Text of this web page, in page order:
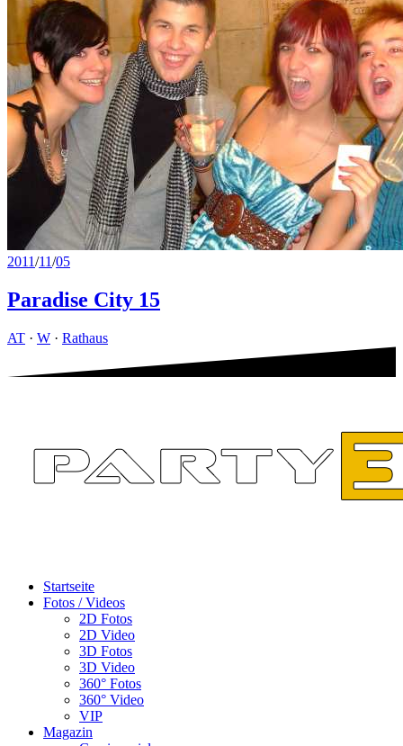
2011/11/05
Paradise City 15
AT · W · Rathaus
Startseite
Fotos / Videos
2D Fotos
2D Video
3D Fotos
3D Video
360° Fotos
360° Video
VIP
Magazin